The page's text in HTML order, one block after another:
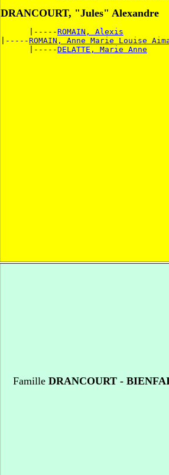
DRANCOURT, "Jules" Alexandre
      |-----
ROMAIN, Alexis
|-----ROMAIN, Anne Marie Louise
      |-----
DELATTE, Marie Anne
Famille DRANCOURT -